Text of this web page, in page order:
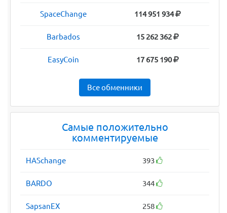
SpaceChange 114 951 934
Barbados 15 262 362
EasyCoin 17 675 190
Все обменники
Самые положительно
комментируемые
HASchange 393
BARDO 344
SapsanEX 258